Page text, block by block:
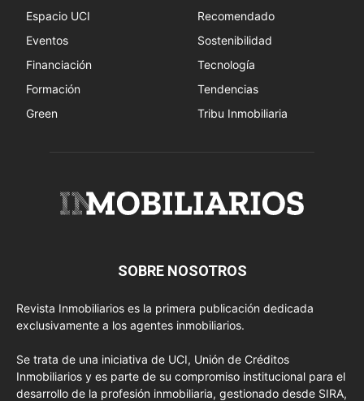
Espacio UCI
Eventos
Financiación
Formación
Green
Recomendado
Sostenibilidad
Tecnología
Tendencias
Tribu Inmobiliaria
SOBRE NOSOTROS
Revista Inmobiliarios es la primera publicación dedicada
exclusivamente a los agentes inmobiliarios.
Se trata de una iniciativa de UCI, Unión de Créditos
Inmobiliarios y es parte de su compromiso institucional para el
desarrollo de la profesión inmobiliaria, gestionado desde SIRA,